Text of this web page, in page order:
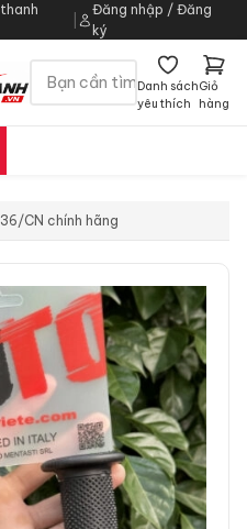
Đăng nhập / Đăng
ký
Danh sách
yêu thích
Giỏ
hàng
CN chính hãng